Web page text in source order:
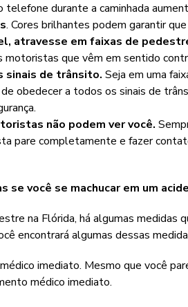
telefone durante a caminhada
. Cores brilhantes podem garantir
atravesse em faixas de
motoristas que vêm em sentido
sinais de trânsito. Seja em uma
obedecer a todos os sinais de
não podem ver você.
pare completamente e fazer
se você se machucar em um
na Flórida, há algumas medidas
encontrará algumas dessas
imediato. Mesmo que você
médico imediato.